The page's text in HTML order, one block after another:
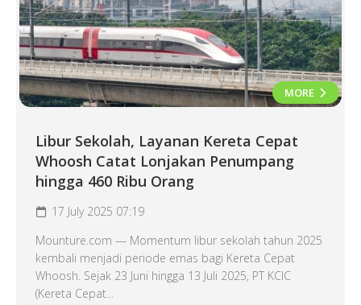
MORE
Libur Sekolah, Layanan Kereta Cepat
Whoosh Catat Lonjakan Penumpang
hingga 460 Ribu Orang
17 July 2025 07:19
Mounture.com — Momentum libur sekolah tahun 2025
kembali menjadi periode emas bagi Kereta Cepat
Whoosh. Sejak 23 Juni hingga 13 Juli 2025, PT KCIC
(Kereta Cepat...